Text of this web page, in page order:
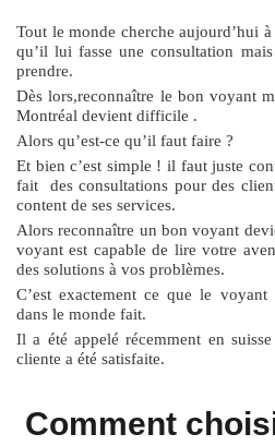
Tout le monde cherche aujourd’hui
qu’il lui fasse une consultation
prendre.
Dès lors,reconnaître le bon voyant
Montréal devient difficile .
Alors qu’est-ce qu’il faut faire ?
Et bien c’est simple ! il faut juste
fait des consultations pour des
content de ses services.
Alors reconnaître un bon voyant
voyant est capable de lire votre
des solutions à vos problèmes.
C’est exactement ce que le
dans le monde fait.
Il a été appelé récemment en
cliente a été satisfaite.
Comment